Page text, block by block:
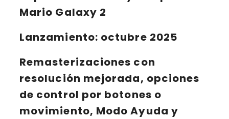
Mario Galaxy 2
Lanzamiento: octubre 2025
Remasterizaciones con
resolución mejorada, opciones
de control por botones o
movimiento, Modo Ayuda y